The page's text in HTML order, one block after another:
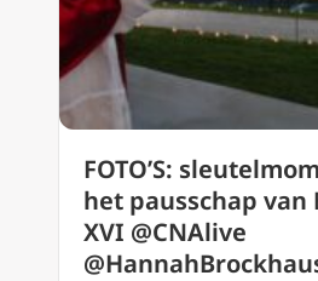
FOTO’S:
het pausschap van
XVI @CNAlive